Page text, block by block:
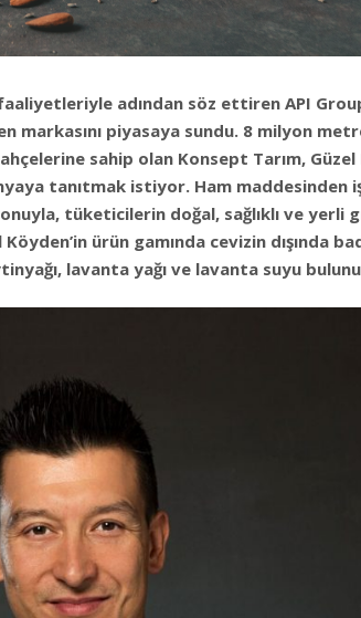
adından söz ettiren API
markasını piyasaya sundu. 8 milyon
sahip olan Konsept Tarım,
tanıtmak istiyor. Ham maddesinden
tüketicilerin doğal, sağlıklı ve yerli
ürün gamında cevizin dışında
lavanta yağı ve lavanta suyu